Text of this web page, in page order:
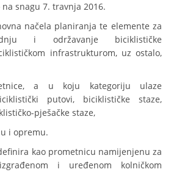
snagu 7. travnja 2016.
načela planiranja te elemente za
i održavanje biciklističke
infrastrukturom, uz ostalo,
a u koju kategoriju ulaze
putovi, biciklističke staze,
pješačke staze,
i opremu.
kao prometnicu namijenjenu za
i uređenom kolničkom